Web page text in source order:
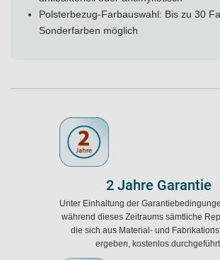
Polsterbezug-Farbauswahl: Bis zu 30
Sonderfarben möglich
2 Jahre Garantie
Unter Einhaltung der
während dieses Zeitraums sämtliche
die sich aus Material- und
ergeben, kostenlos